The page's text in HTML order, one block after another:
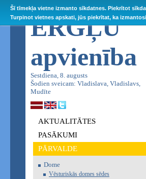
Šī tīmekļa vietne izmanto sīkdatnes. Piekrītot
Turpinot vietnes apskati, jūs piekrītat, ka
ĒRGĻU
apvienība
Sestdiena, 8. augusts
Šodien sveicam: Vladislava, Vladislavs,
Mudīte
AKTUALITĀTES
PASĀKUMI
PĀRVALDE
Dome
Vēsturiskās domes sēdes